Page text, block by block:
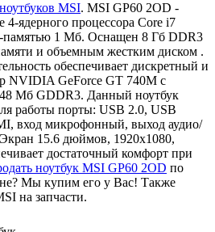
MSI. MSI GP60 2OD -
4-ядерного процессора Core i7
1 Мб. Оснащен 8 Гб DDR3
и объемным жестким диском .
обеспечивает дискретный и
NVIDIA GeForce GT 740M с
Мб GDDR3. Данный ноутбук
работы порты: USB 2.0, USB
вход микрофонный, выход аудио/
15.6 дюймов, 1920x1080,
достаточный комфорт при
ноутбук MSI GP60 2OD по
Мы купим его у Вас! Также
на запчасти.